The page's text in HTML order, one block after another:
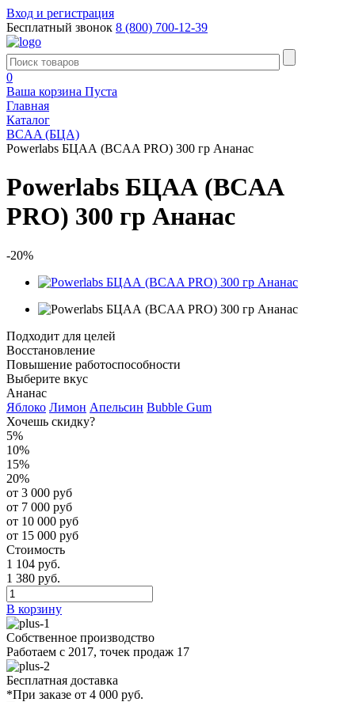
Вход и регистрация
Бесплатный звонок 8 (800) 700-12-39
0
Ваша корзина Пуста
Главная
Каталог
BCAA (БЦА)
Powerlabs БЦАА (BCAA PRO) 300 гр Ананас
Powerlabs БЦАА (BCAA
PRO) 300 гр Ананас
-20%
Подходит для целей
Восстановление
Повышение работоспособности
Выберите вкус
Ананас
Яблоко Лимон Апельсин Bubble Gum
Хочешь скидку?
5%
10%
15%
20%
от 3 000 руб
от 7 000 руб
от 10 000 руб
от 15 000 руб
Стоимость
1 104 руб.
1 380 руб.
В корзину
Собственное производство
Работаем с 2017, точек продаж 17
Бесплатная доставка
*При заказе от 4 000 руб.